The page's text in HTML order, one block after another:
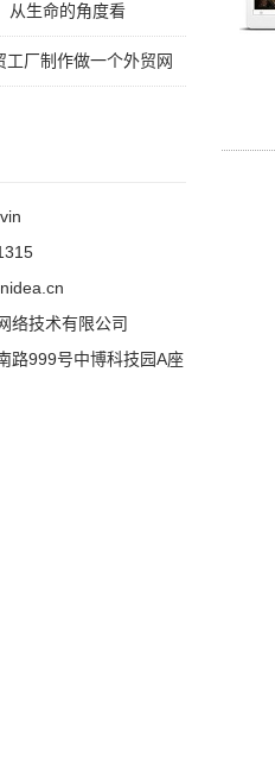
从生命的角度看
工厂制作做一个外贸网
络技术有限公司
路999号中博科技园A座